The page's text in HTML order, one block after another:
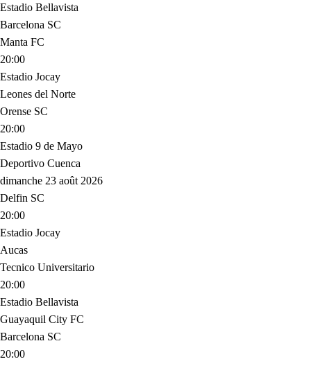
Estadio Bellavista
Barcelona SC
Manta FC
20:00
Estadio Jocay
Leones del Norte
Orense SC
20:00
Estadio 9 de Mayo
Deportivo Cuenca
dimanche 23 août 2026
Delfin SC
20:00
Estadio Jocay
Aucas
Tecnico Universitario
20:00
Estadio Bellavista
Guayaquil City FC
Barcelona SC
20:00